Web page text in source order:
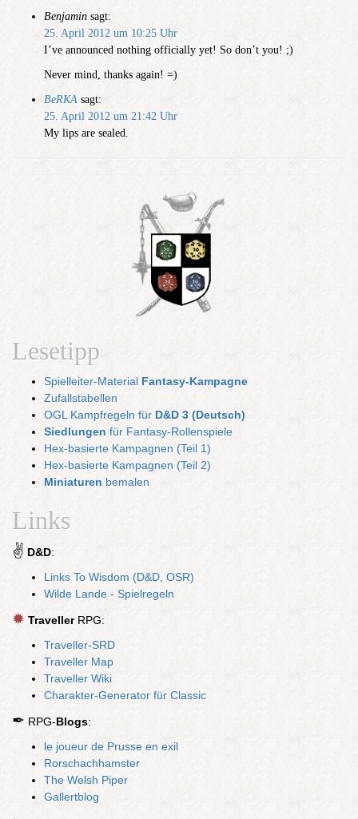
Benjamin sagt:
25. April 2012 um 10:25 Uhr
I’ve announced nothing officially yet! So don’t you! ;)
Never mind, thanks again! =)
BeRKA sagt:
25. April 2012 um 21:42 Uhr
My lips are sealed.
Lesetipp
Spielleiter-Material Fantasy-Kampagne
Zufallstabellen
OGL Kampfregeln für D&D 3 (Deutsch)
Siedlungen für Fantasy-Rollenspiele
Hex-basierte Kampagnen (Teil 1)
Hex-basierte Kampagnen (Teil 2)
Miniaturen bemalen
Links
✌ D&D:
Links To Wisdom (D&D, OSR)
Wilde Lande - Spielregeln
✹ TravellerRPG:
Traveller-SRD
Traveller Map
Traveller Wiki
Charakter-Generator für Classic
✒ RPG-Blogs:
le joueur de Prusse en exil
Rorschachhamster
The Welsh Piper
Gallertblog